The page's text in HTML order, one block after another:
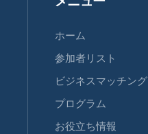
ホーム
参加者リスト
ビジネスマッチング
プログラム
お役立ち情報